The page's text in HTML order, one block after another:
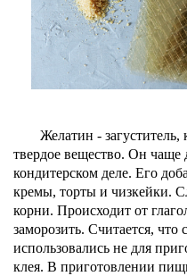
Желатин -
твердое вещество. Он чаще
кондитерском деле. Его
кремы, торты и чизкейки.
корни. Происходит от
заморозить. Считается,
использовались не для
клея. В приготовлении